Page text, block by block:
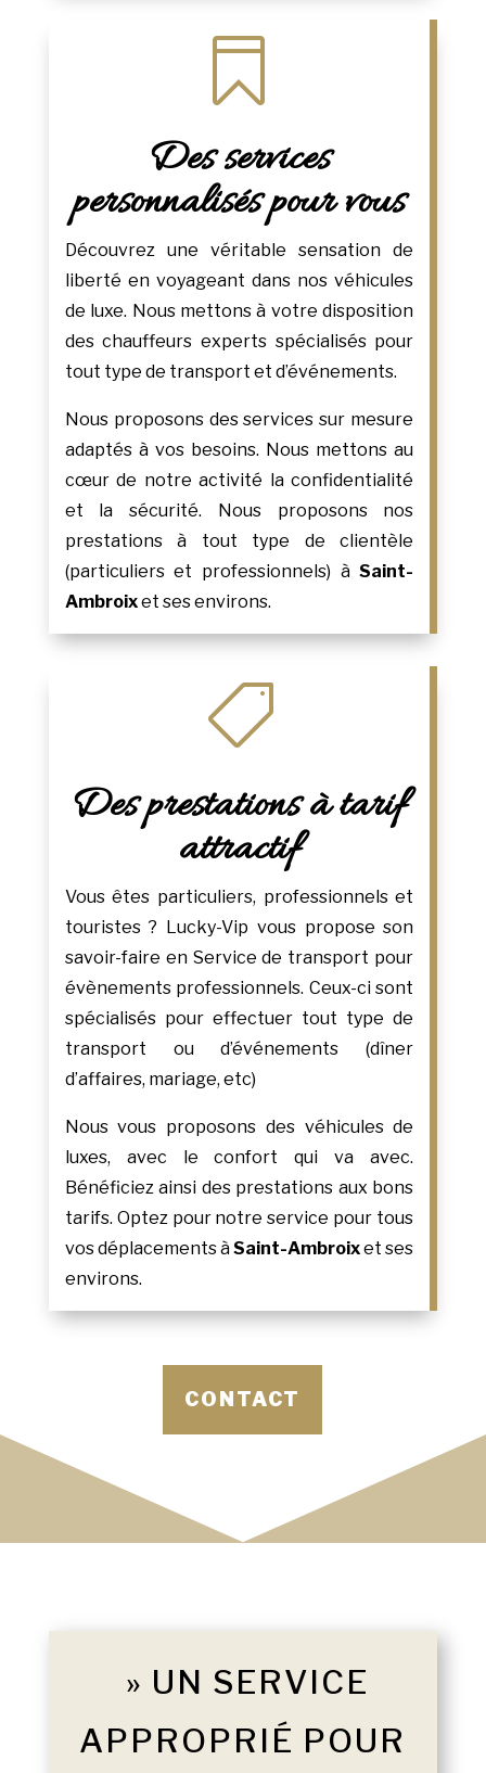

Des services
personnalisés pour vous
Découvrez une véritable sensation de
liberté en voyageant dans nos véhicules
de luxe. Nous mettons à votre disposition
des chauffeurs experts spécialisés pour
tout type de transport et d’événements.
Nous proposons des services sur mesure
adaptés à vos besoins. Nous mettons au
cœur de notre activité la confidentialité
et la sécurité. Nous proposons nos
prestations à tout type de clientèle
(particuliers et professionnels) àSaint-
Ambroixet ses environs.

Des prestations à tarif
attractif
Vous êtes particuliers, professionnels et
touristes ? Lucky-Vip vous propose son
savoir-faire en Service de transport pour
évènements professionnels. Ceux-ci sont
spécialisés pour effectuer tout type de
transport ou d’événements (dîner
d’affaires, mariage, etc)
Nous vous proposons des véhicules de
luxes, avec le confort qui va avec.
Bénéficiez ainsi des prestations aux bons
tarifs. Optez pour notre service pour tous
vos déplacements àSaint-Ambroixet ses
environs.
CONTACT
» UN SERVICE
APPROPRIÉ POUR